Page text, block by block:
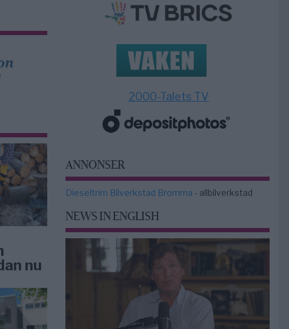
nu
2000-Talets TV
ANNONSER
Dieseltrim Bilverkstad Bromma - allbilverkstad
NEWS IN ENGLISH